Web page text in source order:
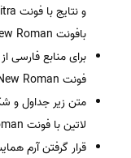
بافونت Times New Roman با اندازه ۲6 نوشته شود.
فونت Times New Roman با اندازه 16 استفاده شود.
لاتین با فونت Times New Roman با اندازه ۲4 استفاده گردد.
قرار گرفتن آرم